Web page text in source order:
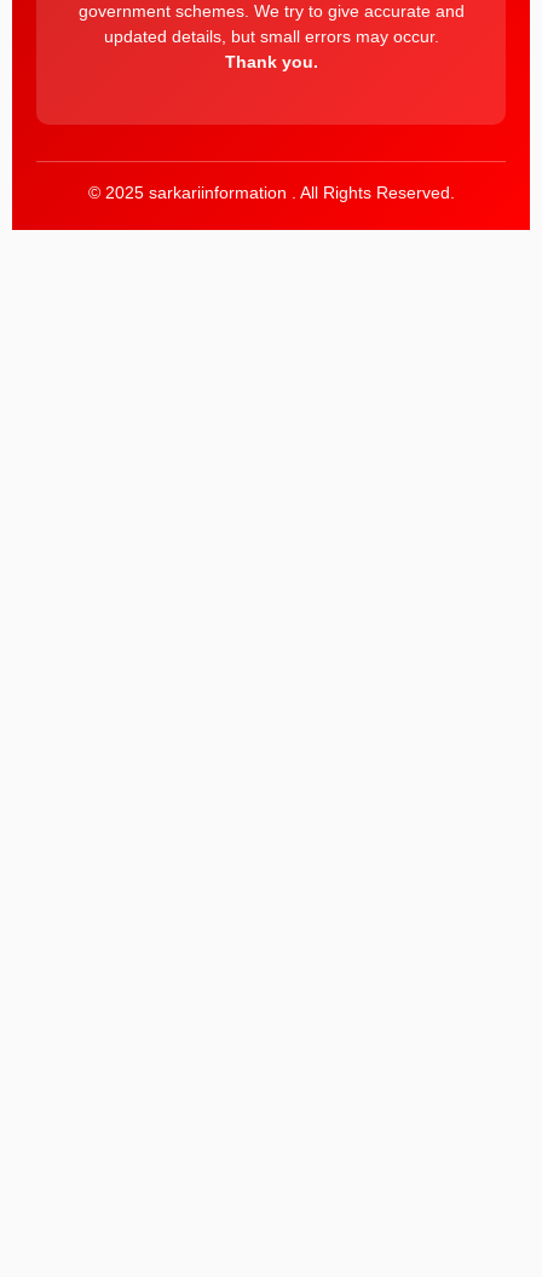
government schemes. We try to give accurate and
updated details, but small errors may occur.
Thank you.
© 2025 sarkariinformation . All Rights Reserved.